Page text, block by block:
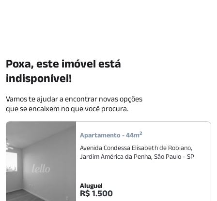
Apartamento -44m2
Avenida Condessa Elisabeth de Robiano,
Jardim América da Penha, São Paulo - SP
Aluguel
R$ 1.500
Poxa, este imóvel está
indisponível!
Vamos te ajudar a encontrar novas opções
que se encaixem no que você procura.